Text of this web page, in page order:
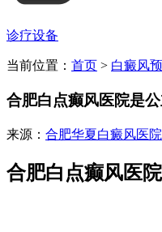
诊疗设备
当前位置： 首页 > 白癜风
合肥白点癫风医院是
来源： 合肥华夏白癜风医院
合肥白点癫风医